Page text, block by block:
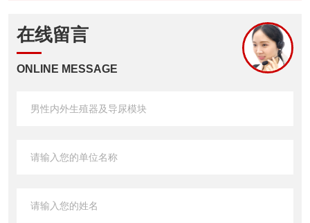
在线留言
ONLINE MESSAGE